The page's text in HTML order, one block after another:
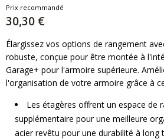
Prix recommandé
30,30 €
Élargissez vos options de rangement
robuste, conçue pour être montée à
Garage+ pour l'armoire supérieure.
l'organisation de votre armoire grâce à
Les étagères offrent un espace de
supplémentaire pour une meilleure
acier revêtu pour une durabilité à long